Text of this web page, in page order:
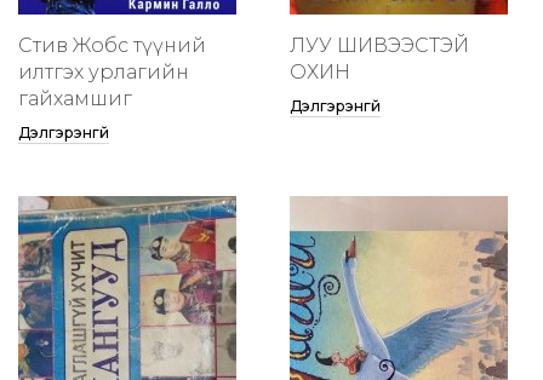
Стив Жобс түүний
илтгэх урлагийн
гайхамшиг
Дэлгэрэнгүй
ЛУУ ШИВЭЭСТЭЙ
ОХИН
Дэлгэрэнгүй